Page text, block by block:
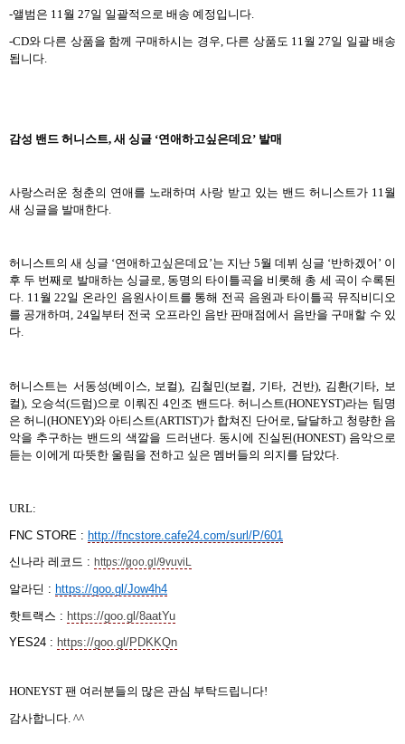
-앨범은 11월 27일 일괄적으로 배송 예정입니다.
-CD와 다른 상품을 함께 구매하시는 경우, 다른 상품도 11월 27일 일괄 배송
됩니다.
감성 밴드 허니스트, 새 싱글 ‘연애하고싶은데요’ 발매
사랑스러운 청춘의 연애를 노래하며 사랑 받고 있는 밴드 허니스트가 11월
새 싱글을 발매한다.
허니스트의 새 싱글 ‘연애하고싶은데요’는 지난 5월 데뷔 싱글 ‘반하겠어’ 이
후 두 번째로 발매하는 싱글로, 동명의 타이틀곡을 비롯해 총 세 곡이 수록된
다. 11월 22일 온라인 음원사이트를 통해 전곡 음원과 타이틀곡 뮤직비디오
를 공개하며, 24일부터 전국 오프라인 음반 판매점에서 음반을 구매할 수 있
다.
허니스트는 서동성(베이스, 보컬), 김철민(보컬, 기타, 건반), 김환(기타, 보
컬), 오승석(드럼)으로 이뤄진 4인조 밴드다. 허니스트(HONEYST)라는 팀명
은 허니(HONEY)와 아티스트(ARTIST)가 합쳐진 단어로, 달달하고 청량한 음
악을 추구하는 밴드의 색깔을 드러낸다. 동시에 진실된(HONEST) 음악으로
듣는 이에게 따뜻한 울림을 전하고 싶은 멤버들의 의지를 담았다.
URL:
FNC STORE : http://fncstore.cafe24.com/surl/P/601
신나라 레코드 : https://goo.gl/9vuviL
알라딘 : https://goo.gl/Jow4h4
핫트랙스 : https://goo.gl/8aatYu
YES24 : https://goo.gl/PDKKQn
HONEYST 팬 여러분들의 많은 관심 부탁드립니다!
감사합니다. ^^